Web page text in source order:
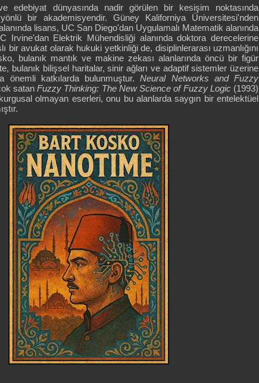
edebiyat dünyasında nadir görülen bir kesişim noktasında
bir akademisyendir. Güney Kaliforniya Üniversitesi'nden
lisans, UC San Diego'dan Uygulamalı Matematik alanında
Irvine'dan Elektrik Mühendisliği alanında doktora derecelerine
bir avukat olarak hukuki yetkinliği de, disiplinlerarası uzmanlığını
bulanık mantık ve makine zekası alanlarında öncü bir figür
bulanık bilişsel haritalar, sinir ağları ve adaptif sistemler üzerine
önemli katkılarda bulunmuştur.Neural Networks and Fuzzy
satanFuzzy Thinking: The New Science of Fuzzy Logic(1993)
olmayan eserleri, onu bu alanlarda saygın bir entelektüel